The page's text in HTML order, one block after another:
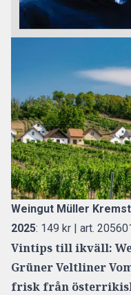
Weingut Müller
2025: 149 kr | art.
Vintips till ikväll:
Grüner Veltliner
frisk från